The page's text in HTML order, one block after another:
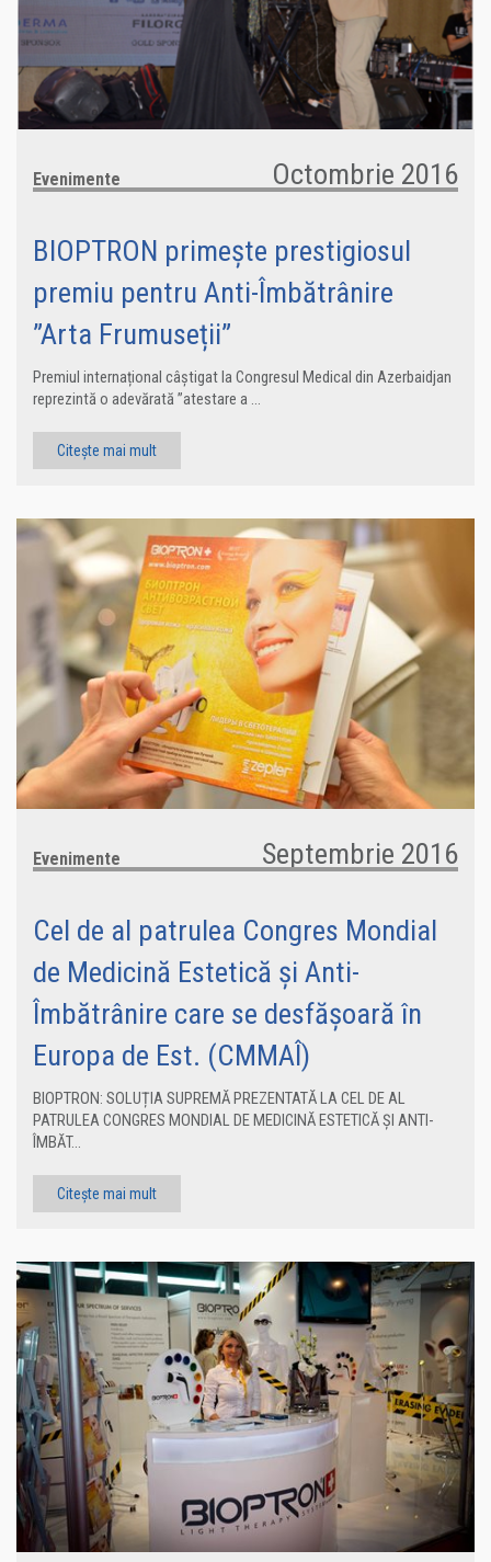
Evenimente Octombrie 2016
BIOPTRON primește prestigiosul
premiu pentru Anti-Îmbătrânire
”Arta Frumuseții”
Premiul internațional câștigat la Congresul Medical din Azerbaidjan
reprezintă o adevărată ”atestare a ...
Citește mai mult
Evenimente Septembrie 2016
Cel de al patrulea Congres Mondial
de Medicină Estetică și Anti-
Îmbătrânire care se desfășoară în
Europa de Est. (CMMAÎ)
BIOPTRON: SOLUȚIA SUPREMĂ PREZENTATĂ LA CEL DE AL
PATRULEA CONGRES MONDIAL DE MEDICINĂ ESTETICĂ ȘI ANTI-
ÎMBĂT...
Citește mai mult